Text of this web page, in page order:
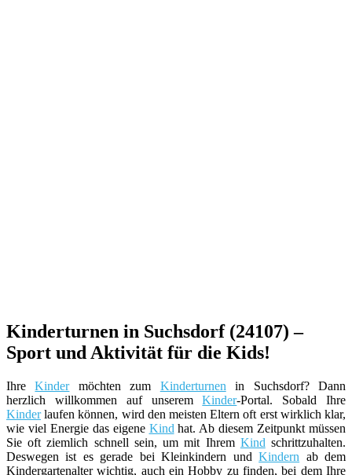
Kinderturnen in Suchsdorf (24107) –
Sport und Aktivität für die Kids!
IhreKindermöchten zum Kinderturnen in Suchsdorf? Dann
herzlich willkommen auf unseremKinder-Portal. Sobald Ihre
Kinderlaufen können, wird den meisten Eltern oft erst wirklich klar,
wie viel Energie das eigene Kind hat. Ab diesem Zeitpunkt müssen
Sie oft ziemlich schnell sein, um mit Ihrem Kind schrittzuhalten.
Deswegen ist es gerade bei Kleinkindern undKindern ab dem
Kindergartenalter wichtig, auch ein Hobby zu finden, bei dem Ihre